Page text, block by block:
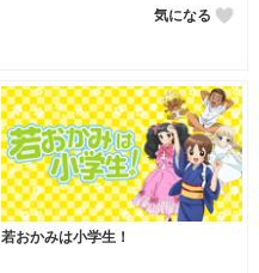
気になる
若おかみは小学生！